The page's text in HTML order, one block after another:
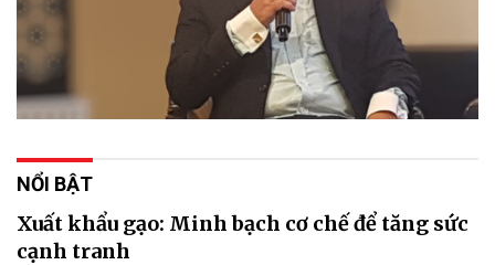
NỔI BẬT
Xuất khẩu gạo: Minh bạch cơ chế để tăng sức
cạnh tranh